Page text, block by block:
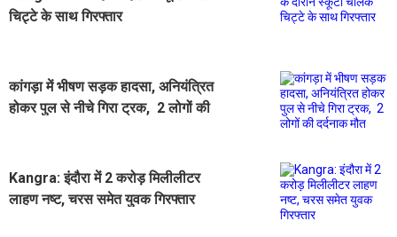
चिट्टे के साथ गिरफ्तार
कांगड़ा में भीषण सड़क हादसा, अनियंत्रित
होकर पुल से नीचे गिरा ट्रक, 2 लोगों की
Kangra: इंदौरा में 2 करोड़ मिलीलीटर
लाहण नष्ट, चरस समेत युवक गिरफ्तार